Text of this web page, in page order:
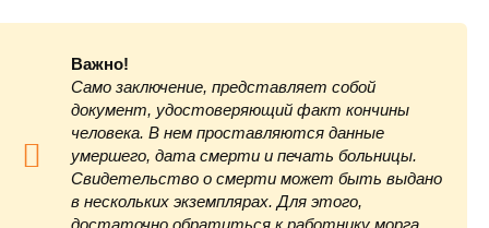
Важно!
Само заключение, представляет собой
документ, удостоверяющий факт кончины
человека. В нем проставляются данные
умершего, дата смерти и печать больницы.
Свидетельство о смерти может быть выдано
в нескольких экземплярах. Для этого,
достаточно обратиться к работнику морга